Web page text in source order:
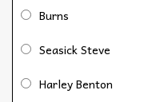
Burns
Seasick Steve
Harley Benton